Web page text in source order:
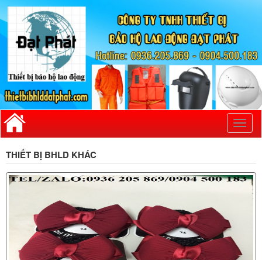
THIẾT BỊ BHLD KHÁC